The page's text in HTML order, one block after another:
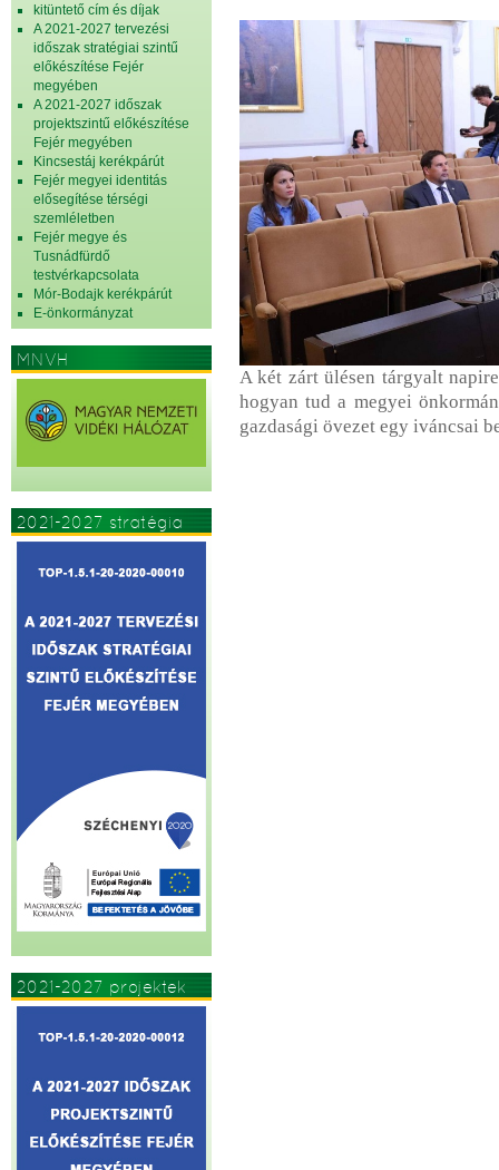
kitüntető cím és díjak
A 2021-2027 tervezési
időszak stratégiai szintű
előkészítése Fejér
megyében
A 2021-2027 időszak
projektszintű előkészítése
Fejér megyében
Kincsestáj kerékpárút
Fejér megyei identitás
elősegítése térségi
szemléletben
Fejér megye és
Tusnádfürdő
testvérkapcsolata
Mór-Bodajk kerékpárút
E-önkormányzat
MNVH
2021-2027 stratégia
2021-2027 projektek
A két zárt ülésen tárgyalt
hogyan tud a megyei
gazdasági övezet egy iváncsai